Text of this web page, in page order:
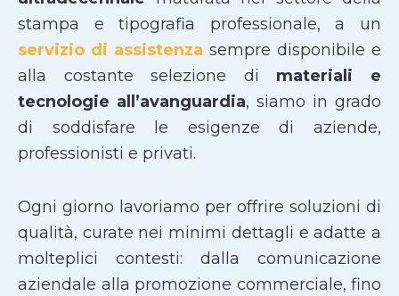
stampa e tipografia professionale, a un
servizio di assistenza sempre disponibile e
alla costante selezione di materiali e
tecnologie all’avanguardia, siamo in grado
di soddisfare le esigenze di aziende,
professionisti e privati.
Ogni giorno lavoriamo per offrire soluzioni di
qualità, curate nei minimi dettagli e adatte a
molteplici contesti: dalla comunicazione
aziendale alla promozione commerciale, fino